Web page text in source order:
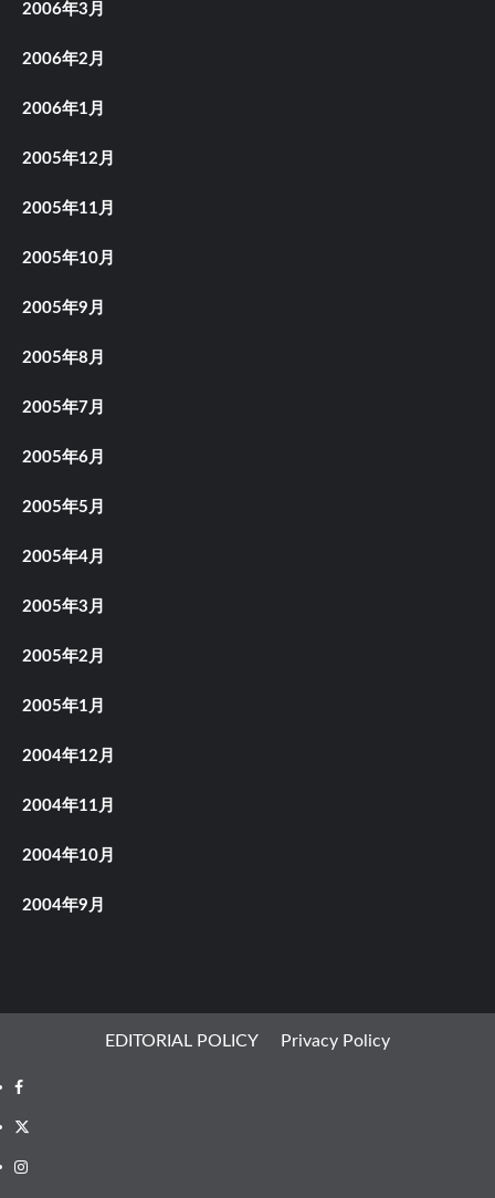
2006年3月
2006年2月
2006年1月
2005年12月
2005年11月
2005年10月
2005年9月
2005年8月
2005年7月
2005年6月
2005年5月
2005年4月
2005年3月
2005年2月
2005年1月
2004年12月
2004年11月
2004年10月
2004年9月
EDITORIAL POLICY Privacy Policy
Facebook
X
Instagram